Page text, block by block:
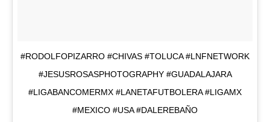
#RODOLFOPIZARRO #CHIVAS #TOLUCA #LNFNETWORK
#JESUSROSASPHOTOGRAPHY #GUADALAJARA
#LIGABANCOMERMX #LANETAFUTBOLERA #LIGAMX
#MEXICO #USA #DALEREBAÑO